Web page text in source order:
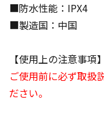
■防水性能：IPX4
■製造国：中国
【使用上の注意事項】
ご使用前に必ず取扱
ださい。